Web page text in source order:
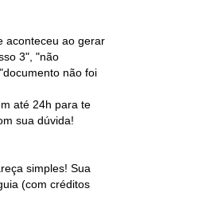
aconteceu ao gerar
3", "não
não foi
até 24h para te
sua dúvida!
simples! Sua
(com créditos